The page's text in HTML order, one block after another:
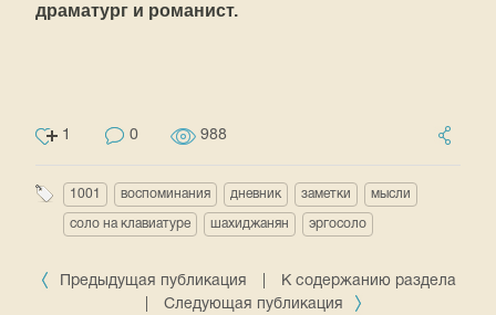
драматург и романист.
1 0 988
1001 воспоминания дневник заметки мысли
соло на клавиатуре шахиджанян эргосоло
Предыдущая публикация
К содержанию раздела
Следующая публикация